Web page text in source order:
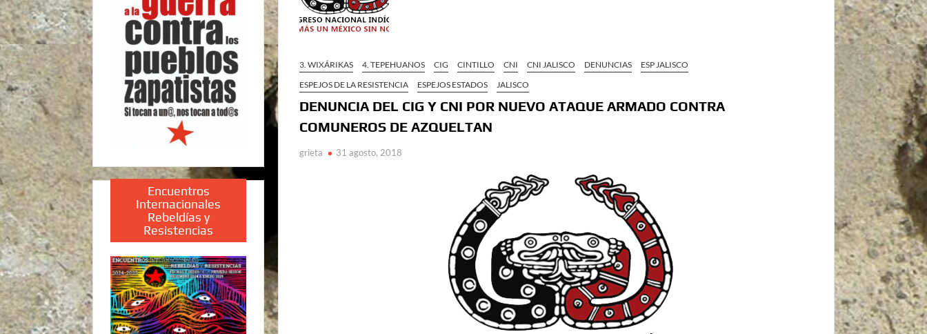
3. WIXÁRIKAS 4. TEPEHUANOS CIG CINTILLO CNI CNI JALISCO DENUNCIAS
ESP JALISCO
ESPEJOS DE LA RESISTENCIA
ESPEJOS ESTADOS JALISCO
DENUNCIA DEL CIG Y CNI POR NUEVO ATAQUE ARMADO CONTRA
COMUNEROS DE AZQUELTAN
grieta 31 agosto, 2018
Encuentros
Internacionales
Rebeldías y
Resistencias